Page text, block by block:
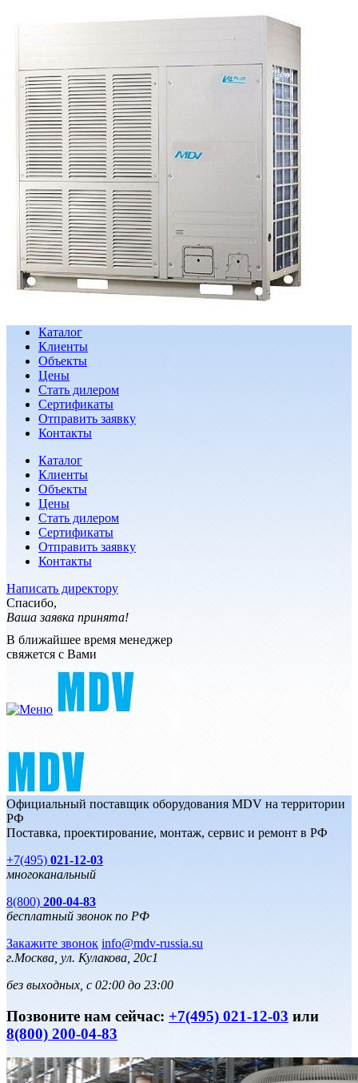
Каталог
Клиенты
Объекты
Цены
Стать дилером
Сертификаты
Отправить заявку
Контакты
Каталог
Клиенты
Объекты
Цены
Стать дилером
Сертификаты
Отправить заявку
Контакты
Написать директору
Спасибо,
Ваша заявка принята!
В ближайшее время менеджер
свяжется с Вами
Официальный поставщик оборудования MDV на территории
РФ
Поставка, проектирование, монтаж, сервис и ремонт в РФ
+7(495) 021-12-03
многоканальный
8(800) 200-04-83
бесплатный звонок по РФ
Закажите звонок info@mdv-russia.su
г.Москва, ул. Кулакова, 20с1
без выходных, с 02:00 до 23:00
Позвоните нам сейчас: +7(495) 021-12-03 или
8(800) 200-04-83